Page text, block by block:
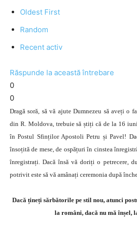
Oldest First
Random
Recent activ
Răspunde la această întrebare
0
0
Dragă soră, să vă ajute Dumnezeu să aveți o
din R. Moldova, trebuie să știți că de la 16
în Postul Sfinților Apostoli Petru și Pavel!
însoțită de mese, de ospățuri în cinstea
înregistrați. Dacă însă vă doriți o petrecere,
potrivit este să vă amânați ceremonia după
Dacă țineți sărbătorile pe stil nou, atunci
la români, dacă nu mă înșel,